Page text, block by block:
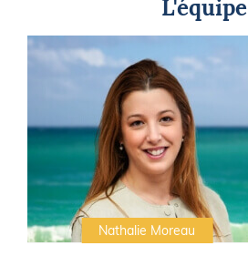
L'équipe
Nathalie Moreau